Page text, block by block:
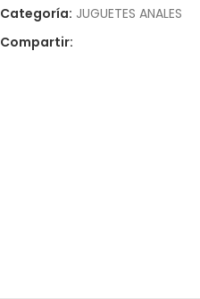
Categoría: JUGUETES ANALES
Compartir: